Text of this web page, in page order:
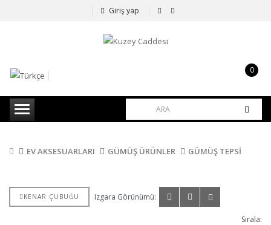
Giriş yap
0
-
0,00TL
EV AKSESUARLARI GÜMÜŞ ÜRÜNLER GÜMÜŞ TEPSİ
KENAR ÇUBUĞU Izgara Görünümü:
Sırala: